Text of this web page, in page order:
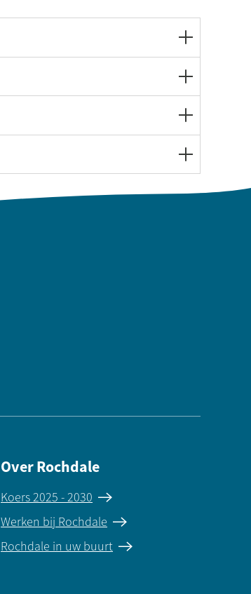
Over Rochdale
Koers 2025 - 2030
Werken bij Rochdale
Rochdale in uw buurt